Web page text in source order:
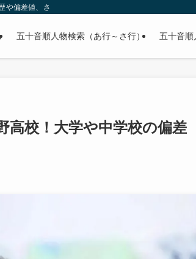
偏差値、さらに政治家やスポーツ選手などの有名人の
五十音順人物検索（あ行～さ行） 五十音順
高校！大学や中学校の偏差